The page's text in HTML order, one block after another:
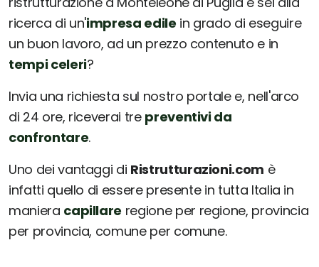
ricerca di un'impresa edile in grado di eseguire
un buon lavoro, ad un prezzo contenuto e in
tempi celeri?
Invia una richiesta sul nostro portale e, nell'arco
di 24 ore, riceverai tre preventivi da
confrontare.
Uno dei vantaggi di Ristrutturazioni.com è
infatti quello di essere presente in tutta Italia in
maniera capillare regione per regione, provincia
per provincia, comune per comune.